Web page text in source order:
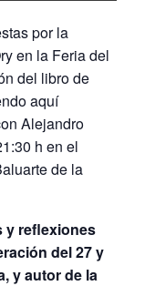
por la
en la Feria del
del libro de
aquí
Alejandro
h en el
de la
y reflexiones
del 27 y
y autor de la